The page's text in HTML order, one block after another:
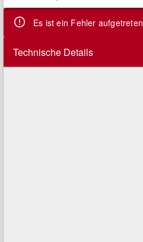
Es ist ein Fehler aufgetreten
Technische Details